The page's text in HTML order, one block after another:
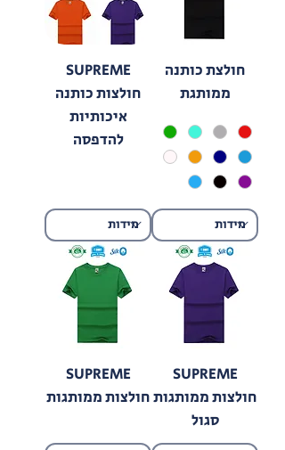
חולצת כותנה
ממותגת
SUPREME
חולצות כותנה
איכותיות
להדפסה
SUPREME
חולצות ממותגות
סגול
SUPREME
חולצות ממותגות